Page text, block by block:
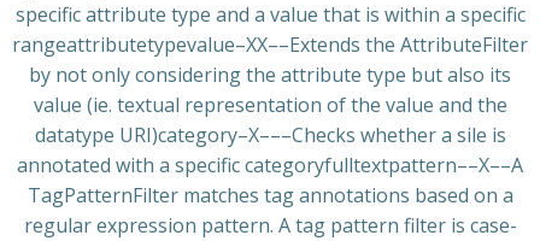
specific attribute type and a value that is within a specific
rangeattributetypevalue–XX––Extends the AttributeFilter
by not only considering the attribute type but also its
value (ie. textual representation of the value and the
datatype URI)category–X–––Checks whether a sile is
annotated with a specific categoryfulltextpattern––X––A
TagPatternFilter matches tag annotations based on a
regular expression pattern. A tag pattern filter is case-